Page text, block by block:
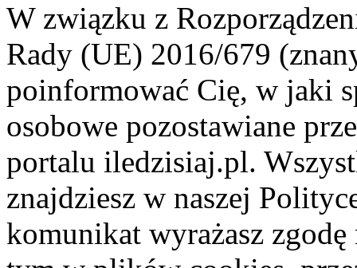
W związku z
Rady (UE) 2016/679
poinformować Cię, w jaki
osobowe pozostawiane
portalu iledzisiaj.pl.
znajdziesz w naszej
komunikat wyrażasz